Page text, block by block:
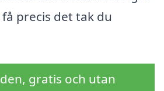
precis det tak du
gratis och utan